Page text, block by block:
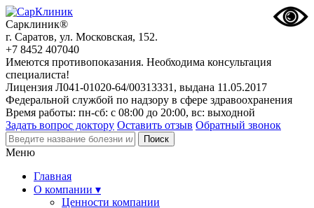
Сарклиник®
г. Саратов, ул. Московская, 152.
+7 8452 407040
Имеются противопоказания. Необходима консультация
специалиста!
Лицензия Л041-01020-64/00313331, выдана 11.05.2017
Федеральной службой по надзору в сфере здравоохранения
Время работы: пн-сб: с 08:00 до 20:00, вс: выходной
Задать вопрос доктору Оставить отзыв Обратный звонок
Меню
Главная
О компании ▾
Ценности компании